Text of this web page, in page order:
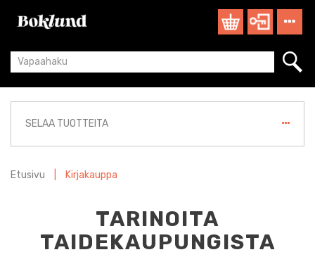
SELAA TUOTTEITA
Etusivu Kirjakauppa
TARINOITA
TAIDEKAUPUNGISTA